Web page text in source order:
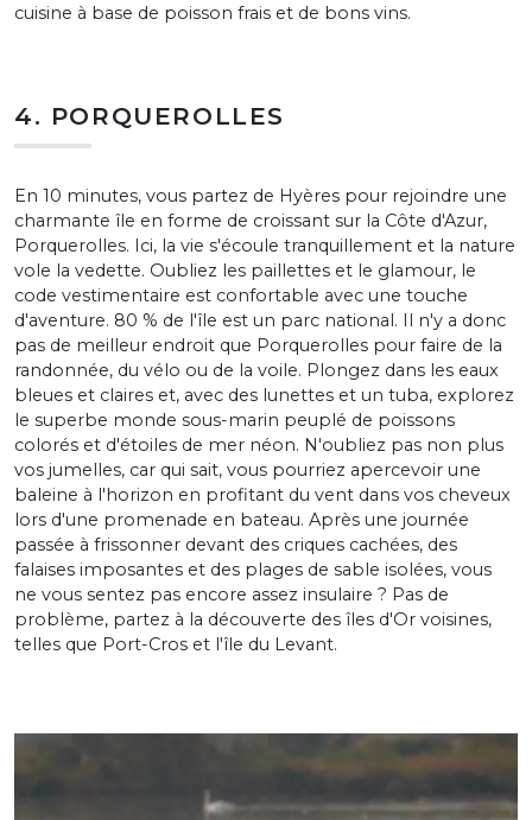
cuisine à base de poisson frais et de bons vins.
4. PORQUEROLLES
En 10 minutes, vous partez de Hyères pour rejoindre une
charmante île en forme de croissant sur la Côte d'Azur,
Porquerolles. Ici, la vie s'écoule tranquillement et la nature
vole la vedette. Oubliez les paillettes et le glamour, le
code vestimentaire est confortable avec une touche
d'aventure. 80 % de l'île est un parc national. Il n'y a donc
pas de meilleur endroit que Porquerolles pour faire de la
randonnée, du vélo ou de la voile. Plongez dans les eaux
bleues et claires et, avec des lunettes et un tuba, explorez
le superbe monde sous-marin peuplé de poissons
colorés et d'étoiles de mer néon. N'oubliez pas non plus
vos jumelles, car qui sait, vous pourriez apercevoir une
baleine à l'horizon en profitant du vent dans vos cheveux
lors d'une promenade en bateau. Après une journée
passée à frissonner devant des criques cachées, des
falaises imposantes et des plages de sable isolées, vous
ne vous sentez pas encore assez insulaire ? Pas de
problème, partez à la découverte des îles d'Or voisines,
telles que Port-Cros et l'île du Levant.